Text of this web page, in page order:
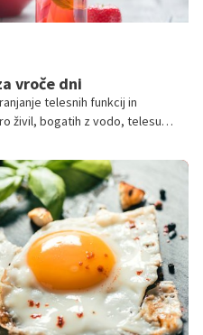
vroče dni
telesnih funkcij in
živil, bogatih z vodo, telesu
zdravje naših organov.